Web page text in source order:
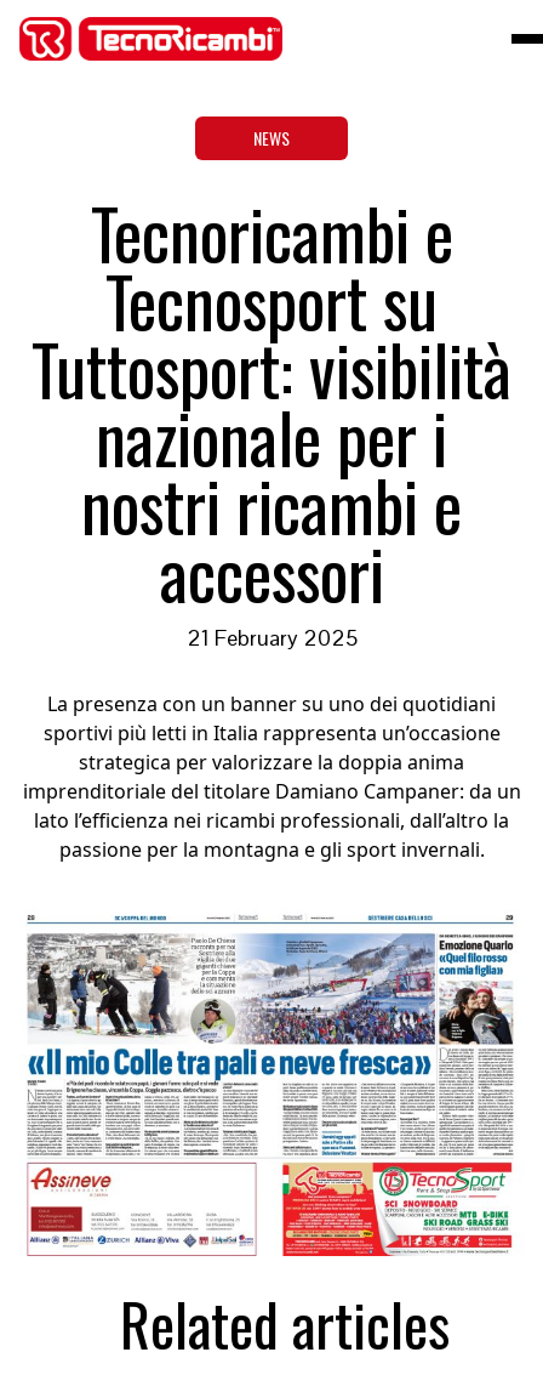
NEWS
Tecnoricambi e
Tecnosport su
Tuttosport: visibilità
nazionale per i
nostri ricambi e
accessori
21 February 2025
La presenza con un banner su uno dei quotidiani
sportivi più letti in Italia rappresenta un’occasione
strategica per valorizzare la doppia anima
imprenditoriale del titolare Damiano Campaner: da un
lato l’efficienza nei ricambi professionali, dall’altro la
passione per la montagna e gli sport invernali.
Related articles